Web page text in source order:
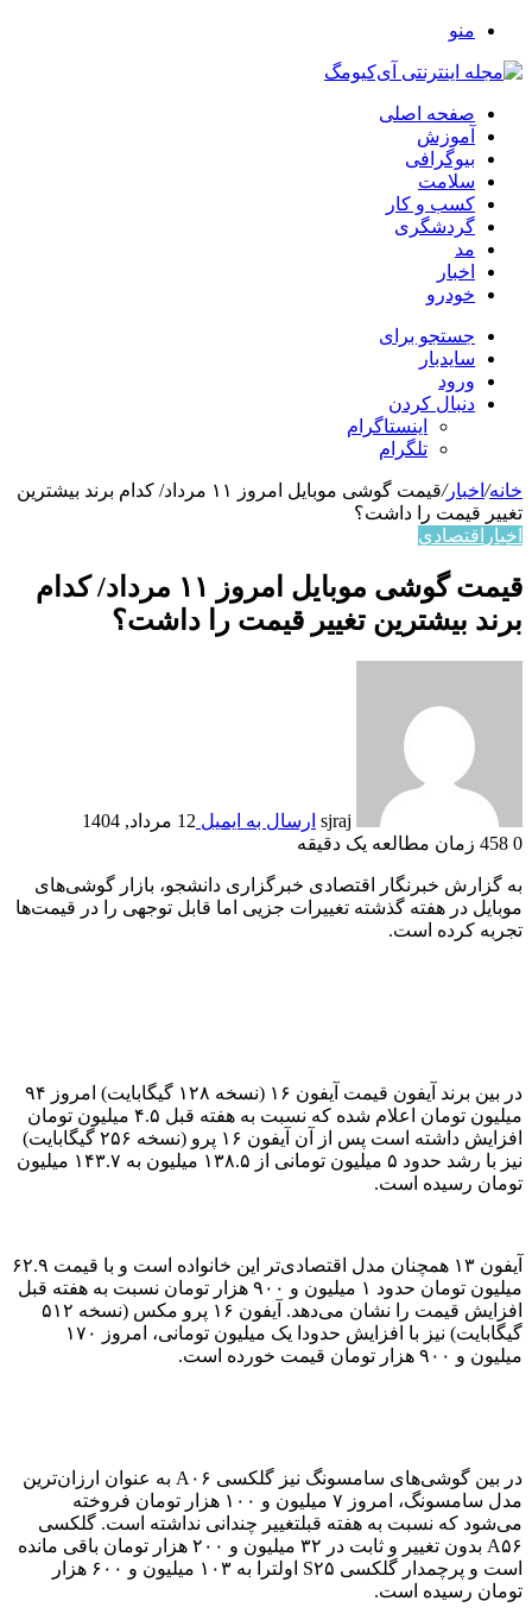
منو
صفحه اصلی
آموزش
بیوگرافی
سلامت
کسب و کار
گردشگری
مد
اخبار
خودرو
جستجو برای
سایدبار
ورود
دنبال کردن
اینستاگرام
تلگرام
خانه/ اخبار/
قیمت گوشی موبایل امروز ۱۱ مرداد/ کدام برند بیشترین
تغییر قیمت را داشت؟
اخبار اقتصادي
قیمت گوشی موبایل امروز ۱۱ مرداد/ کدام
برند بیشترین تغییر قیمت را داشت؟
sjraj ارسال به ایمیل 12 مرداد, 1404
0
زمان مطالعه یک دقیقه
به گزارش خبرنگار اقتصادی خبرگزاری دانشجو، بازار گوشی‌های
موبایل در هفته گذشته تغییرات جزیی اما قابل توجهی را در قیمت‌ها
تجربه کرده است.
در بین برند آیفون قیمت آیفون ۱۶ (نسخه ۱۲۸ گیگابایت) امروز ۹۴
میلیون تومان اعلام شده که نسبت به هفته قبل ۴.۵ میلیون تومان
افزایش داشته است پس از آن آیفون ۱۶ پرو (نسخه ۲۵۶ گیگابایت)
نیز با رشد حدود ۵ میلیون تومانی از ۱۳۸.۵ میلیون به ۱۴۳.۷ میلیون
تومان رسیده است.
آیفون ۱۳ همچنان مدل اقتصادی‌تر این خانواده است و با قیمت ۶۲.۹
میلیون تومان حدود ۱ میلیون و ۹۰۰ هزار تومان نسبت به هفته قبل
افزایش قیمت را نشان می‌دهد. آیفون ۱۶ پرو مکس (نسخه ۵۱۲
گیگابایت) نیز با افزایش حدودا یک میلیون تومانی، امروز ۱۷۰
میلیون و ۹۰۰ هزار تومان قیمت خورده است.
در بین گوشی‌های سامسونگ نیز گلکسی A۰۶ به عنوان ارزان‌ترین
مدل سامسونگ، امروز ۷ میلیون و ۱۰۰ هزار تومان فروخته
می‌شود که نسبت به هفته قبلتغییر چندانی نداشته است. گلکسی
A۵۶ بدون تغییر و ثابت در ۳۲ میلیون و ۲۰۰ هزار تومان باقی مانده
است و پرچمدار گلکسی S۲۵ اولترا به ۱۰۳ میلیون و ۶۰۰ هزار
تومان رسیده است.